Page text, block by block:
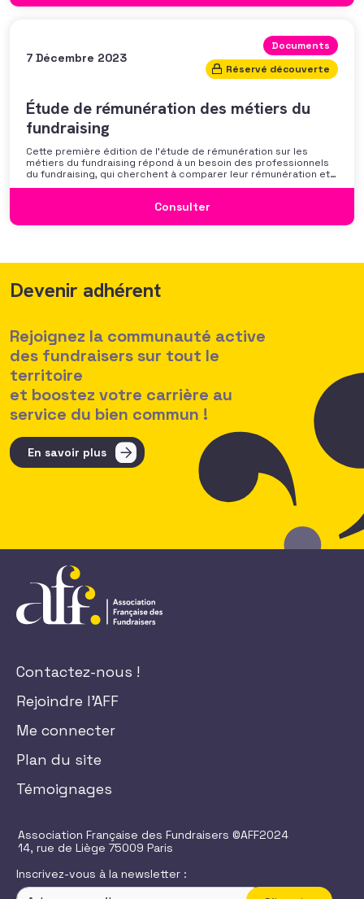
7 Décembre 2023
Documents
Réservé découverte
Étude de rémunération des métiers du
fundraising
Cette première édition de l’étude de rémunération sur les
métiers du fundraising répond à un besoin des professionnels
du fundraising, qui cherchent à comparer leur rémunération et à
se positionner. Elle répond également à une préoccupation
des politiques salariales comme un enjeu majeur,
Consulter
Devenir adhérent
Rejoignez la communauté active
des fundraisers sur tout le
territoire
et boostez votre carrière au
service du bien commun !
En savoir plus
Contactez-nous !
Rejoindre l'AFF
Me connecter
Plan du site
Témoignages
Association Française des Fundraisers ©AFF2024
14, rue de Liège 75009 Paris
Inscrivez-vous à la newsletter :